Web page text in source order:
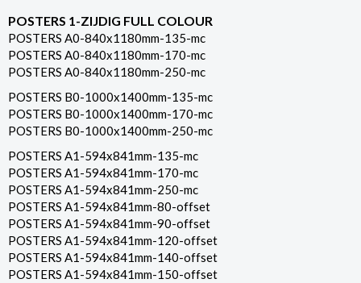
POSTERS 1-ZIJDIG FULL COLOUR
POSTERS A0-840x1180mm-135-mc
POSTERS A0-840x1180mm-170-mc
POSTERS A0-840x1180mm-250-mc
POSTERS B0-1000x1400mm-135-mc
POSTERS B0-1000x1400mm-170-mc
POSTERS B0-1000x1400mm-250-mc
POSTERS A1-594x841mm-135-mc
POSTERS A1-594x841mm-170-mc
POSTERS A1-594x841mm-250-mc
POSTERS A1-594x841mm-80-offset
POSTERS A1-594x841mm-90-offset
POSTERS A1-594x841mm-120-offset
POSTERS A1-594x841mm-140-offset
POSTERS A1-594x841mm-150-offset